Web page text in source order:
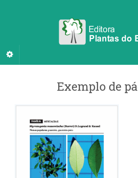
Exemplo de